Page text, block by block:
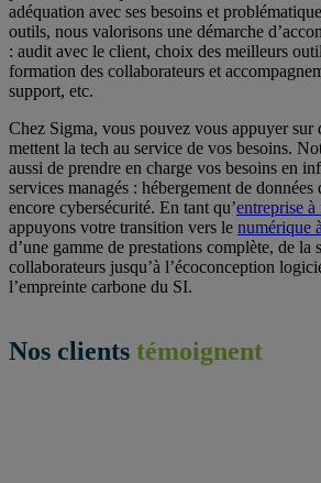
adéquation avec ses besoins et
outils, nous valorisons une démarche
: audit avec le client, choix des meilleurs
formation des collaborateurs et
support, etc.
Chez Sigma, vous pouvez vous appuyer sur
mettent la tech au service de vos besoins.
aussi de prendre en charge vos besoins en
services managés : hébergement de données
encore cybersécurité. En tant qu’entreprise à
appuyons votre transition vers le numérique
d’une gamme de prestations complète, de la
collaborateurs jusqu’à l’écoconception
l’empreinte carbone du SI.
Nos clients témoignent